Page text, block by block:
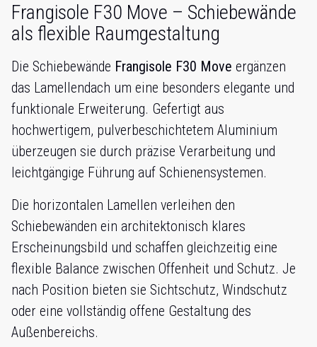
Frangisole F30 Move – Schiebewände
als flexible Raumgestaltung
Die Schiebewände Frangisole F30 Move ergänzen
das Lamellendach um eine besonders elegante und
funktionale Erweiterung. Gefertigt aus
hochwertigem, pulverbeschichtetem Aluminium
überzeugen sie durch präzise Verarbeitung und
leichtgängige Führung auf Schienensystemen.
Die horizontalen Lamellen verleihen den
Schiebewänden ein architektonisch klares
Erscheinungsbild und schaffen gleichzeitig eine
flexible Balance zwischen Offenheit und Schutz. Je
nach Position bieten sie Sichtschutz, Windschutz
oder eine vollständig offene Gestaltung des
Außenbereichs.